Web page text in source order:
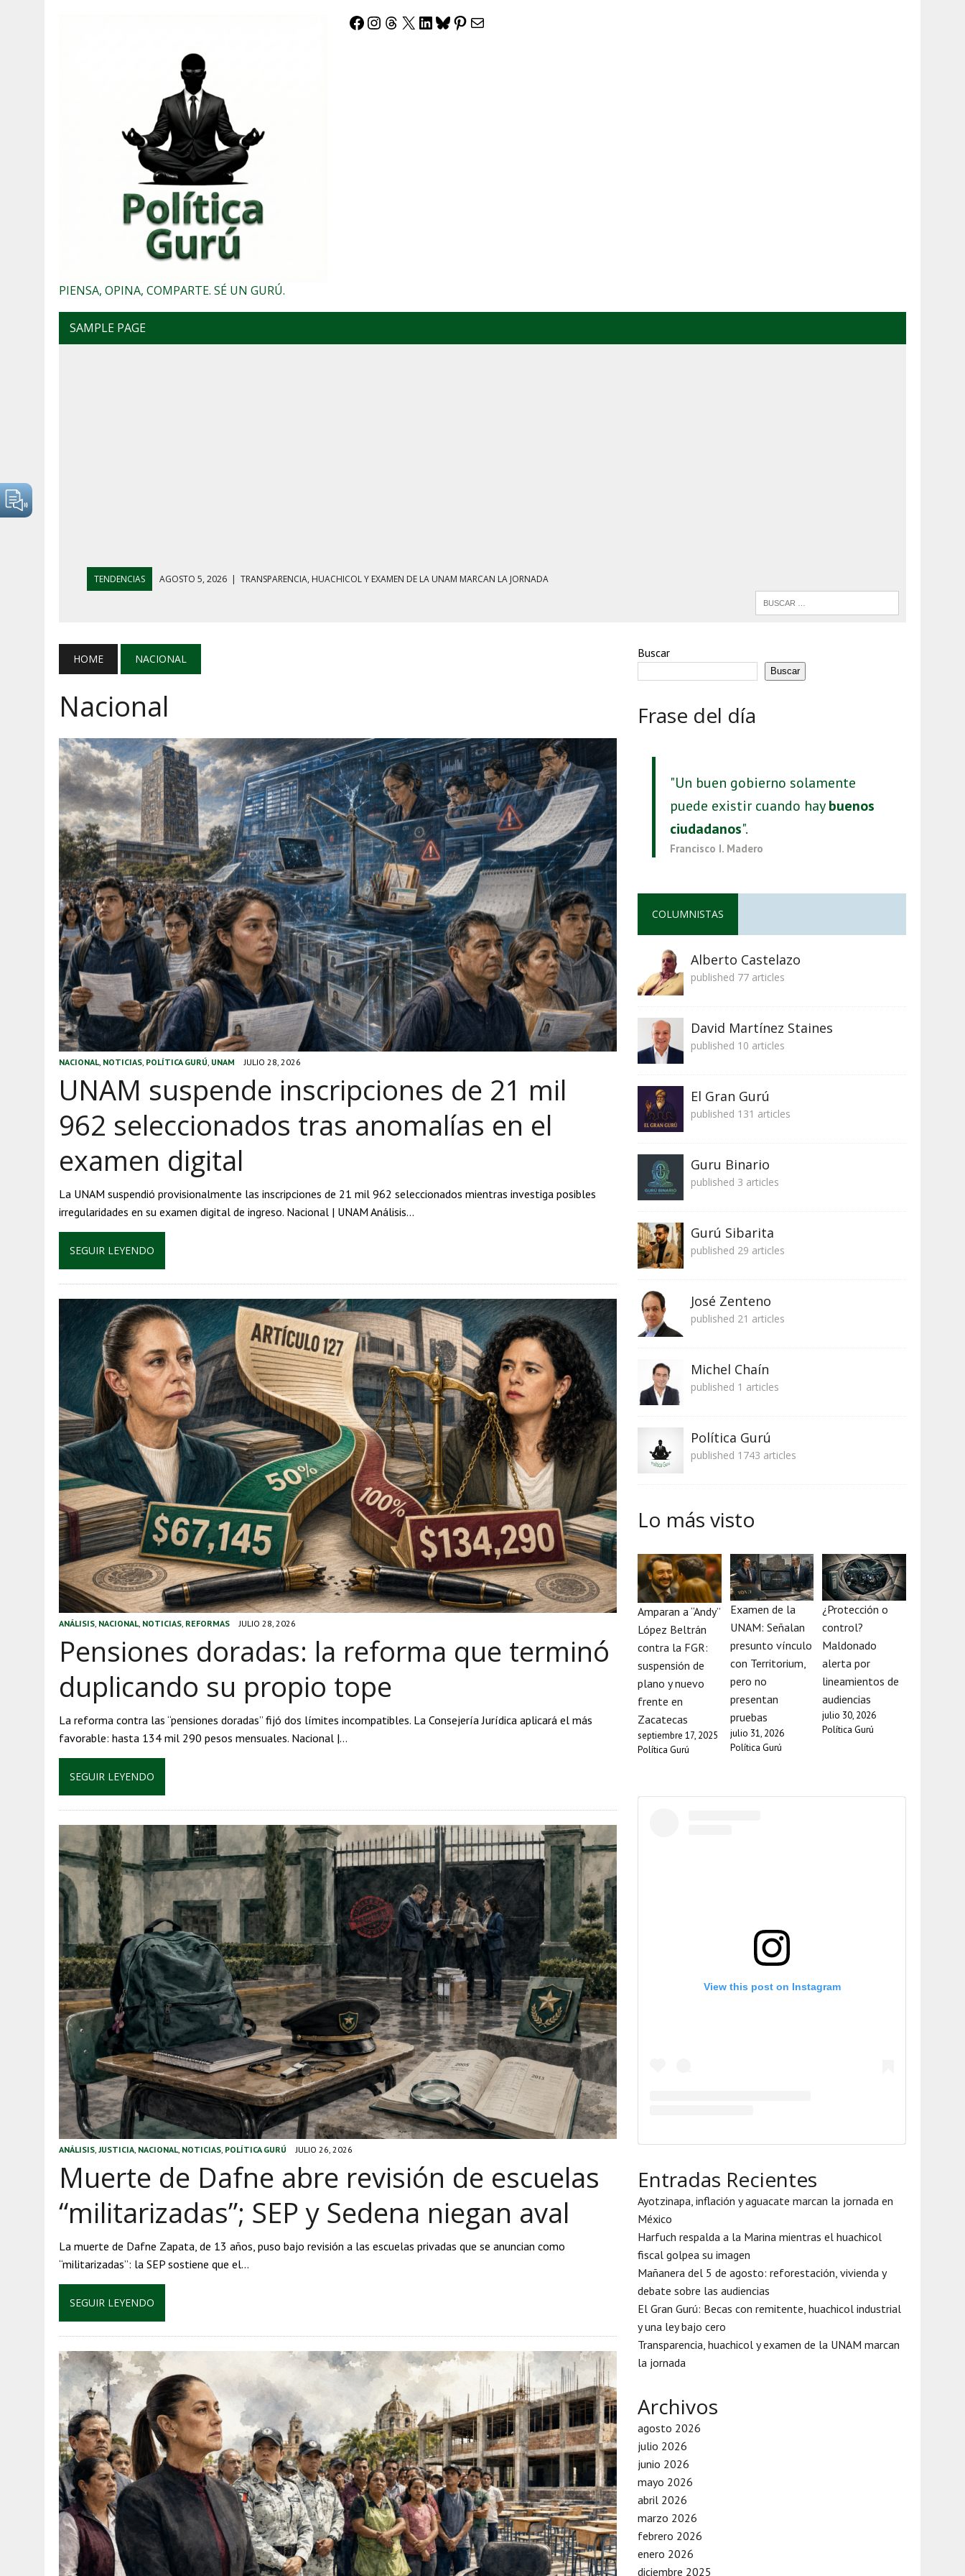
PIENSA, OPINA, COMPARTE. SÉ UN GURÚ.
Facebook
Instagram
Threads
X LinkedIn
Bluesky
Pinterest
Correo electrónico
SAMPLE PAGE
TENDENCIAS AGOSTO 5, 2026 | GOLPE AL HUACHICOL: FGR ASEGURA CUATRO CENTROS Y HASTA 1.1 MILLONES DE LITROS
AGOSTO 5, 2026 | EL GRAN GURÚ: BECAS CON REMITENTE, HUACHICOL INDUSTRIAL Y UNA LEY BAJO CERO
AGOSTO 5, 2026
|
HOME NACIONAL
Nacional
NACIONAL, NOTICIAS, POLÍTICA GURÚ, UNAM JULIO 28, 2026
UNAM suspende inscripciones de 21 mil
962 seleccionados tras anomalías en el
examen digital
La UNAM suspendió provisionalmente las inscripciones de 21 mil 962 seleccionados mientras investiga posibles
irregularidades en su examen digital de ingreso. Nacional | UNAM Análisis…
SEGUIR LEYENDO
ANÁLISIS, NACIONAL, NOTICIAS, REFORMAS JULIO 28, 2026
Pensiones doradas: la reforma que terminó
duplicando su propio tope
La reforma contra las “pensiones doradas” fijó dos límites incompatibles. La Consejería Jurídica aplicará el más
favorable: hasta 134 mil 290 pesos mensuales. Nacional |…
SEGUIR LEYENDO
ANÁLISIS, JUSTICIA, NACIONAL, NOTICIAS, POLÍTICA GURÚ JULIO 26, 2026
Muerte de Dafne abre revisión de escuelas
“militarizadas”; SEP y Sedena niegan aval
La muerte de Dafne Zapata, de 13 años, puso bajo revisión a las escuelas privadas que se anuncian como
“militarizadas”: la SEP sostiene que el…
SEGUIR LEYENDO
Buscar
Buscar
Frase del día
"Un buen gobierno solamente
puede existir cuando haybuenos
ciudadanos".
Francisco I. Madero
COLUMNISTAS
Alberto Castelazo
published 77 articles
David Martínez Staines
published 10 articles
El Gran Gurú
published 131 articles
Guru Binario
published 3 articles
Gurú Sibarita
published 29 articles
José Zenteno
published 21 articles
Michel Chaín
published 1 articles
Política Gurú
published 1743 articles
Lo más visto
Amparan a “Andy”
López Beltrán
contra la FGR:
suspensión de
plano y nuevo
frente en
Zacatecas
septiembre 17, 2025
Política Gurú
Examen de la
UNAM: Señalan
presunto vínculo
con Territorium,
pero no
presentan
pruebas
julio 31, 2026
Política Gurú
¿Protección o
control?
Maldonado
alerta por
lineamientos de
audiencias
julio 30, 2026
Política Gurú
View this post on Instagram
Entradas Recientes
Ayotzinapa, inflación y aguacate marcan la jornada en
México
Harfuch respalda a la Marina mientras el huachicol
fiscal golpea su imagen
Mañanera del 5 de agosto: reforestación, vivienda y
debate sobre las audiencias
El Gran Gurú: Becas con remitente, huachicol industrial
y una ley bajo cero
Transparencia, huachicol y examen de la UNAM marcan
la jornada
Archivos
agosto 2026
julio 2026
junio 2026
mayo 2026
abril 2026
marzo 2026
febrero 2026
enero 2026
diciembre 2025